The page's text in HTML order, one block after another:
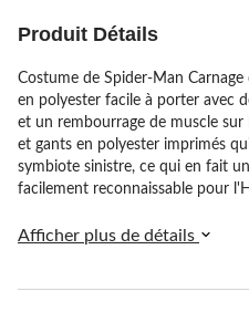
Produit Détails
Costume de Spider-Man
en polyester facile à porter avec
et un rembourrage de muscle
et gants en polyester imprimés
symbiote sinistre, ce qui en fait
facilement reconnaissable pour
Afficher plus de détails